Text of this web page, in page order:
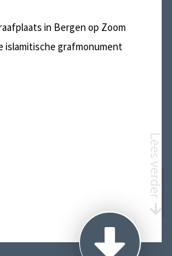
in Bergen op Zoom
islamitische grafmonument
Lees verder